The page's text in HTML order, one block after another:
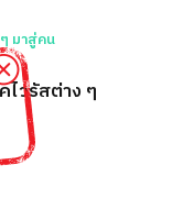
ไวรัสต่าง ๆ